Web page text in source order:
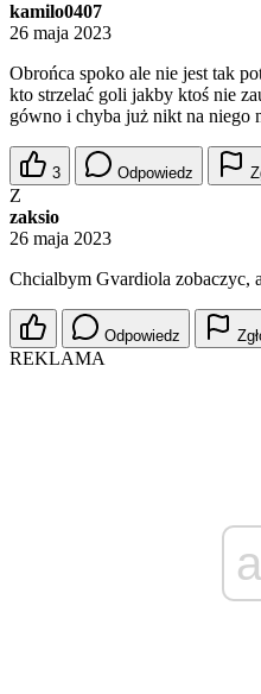
kamilo0407
26 maja 2023
Obrońca spoko ale nie jest tak
kto strzelać goli jakby ktoś nie
gówno i chyba już nikt na niego
3 Odpowiedz
Z
zaksio
26 maja 2023
Chcialbym Gvardiola zobaczyc,
Odpowiedz
REKLAMA